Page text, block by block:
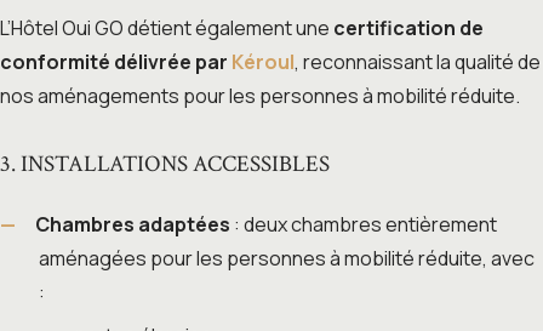
L’Hôtel Oui GO détient également une certification de
conformité délivrée par Kéroul, reconnaissant la qualité de
nos aménagements pour les personnes à mobilité réduite.
3. INSTALLATIONS ACCESSIBLES
Chambres adaptées : deux chambres entièrement
aménagées pour les personnes à mobilité réduite, avec
: